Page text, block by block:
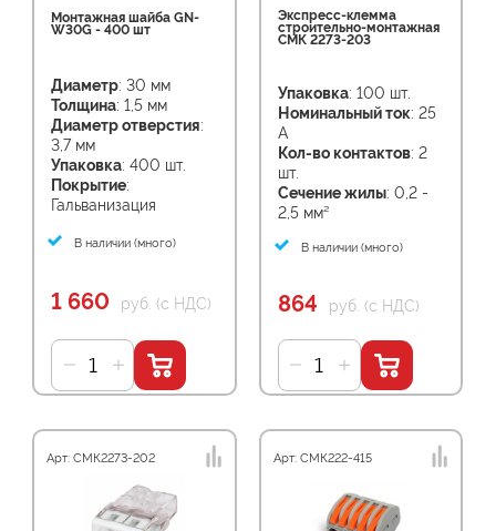
Монтажная шайба GN-
W30G - 400 шт
Диаметр: 30 мм
Толщина: 1,5 мм
Диаметр отверстия:
3,7 мм
Упаковка: 400 шт.
Покрытие:
Гальванизация
В наличии (много)
1 660 руб. (с НДС)
Экспресс-клемма
строительно-монтажная
СМК 2273-203
Упаковка: 100 шт.
Номинальный ток: 25
А
Кол-во контактов: 2
шт.
Сечение жилы: 0,2 -
2,5 мм²
В наличии (много)
864 руб. (с НДС)
Арт: СМК2273-202 Арт: СМК222-415